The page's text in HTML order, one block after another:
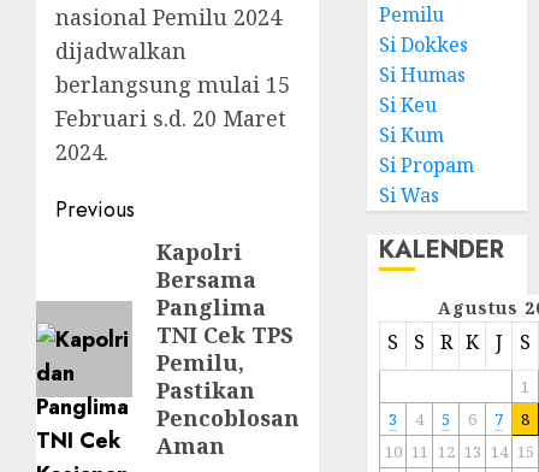
nasional Pemilu 2024
dijadwalkan
berlangsung mulai 15
Februari s.d. 20 Maret
2024.
Previous
Kapolri
Bersama
Panglima
TNI Cek TPS
Pemilu,
Pastikan
Pencoblosan
Aman
Pemilu
Si Dokkes
Si Humas
Si Keu
Si Kum
Si Propam
Si Was
KALENDER
Agustus
S S R K J S
1
3
4 5 6 7
8
10 11 12 13 14 15